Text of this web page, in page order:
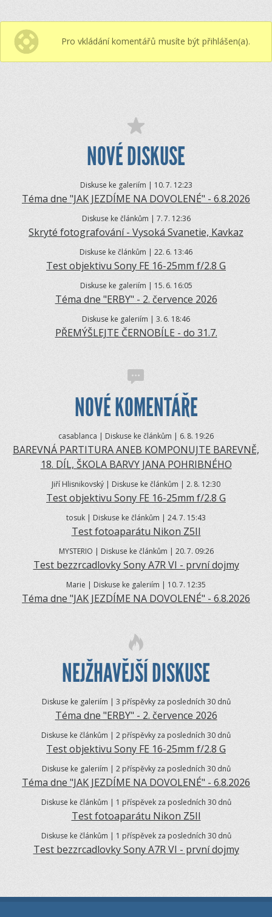
Pro vkládání komentářů musíte být přihlášen(a).
NOVÉ DISKUSE
Diskuse ke galeriím | 10.7. 12:23
Téma dne "JAK JEZDÍME NA DOVOLENÉ" - 6.8.2026
Diskuse ke článkům | 7.7. 12:36
Skryté fotografování - Vysoká Svanetie, Kavkaz
Diskuse ke článkům | 22. 6. 13:46
Test objektivu Sony FE 16-25mm f/2.8 G
Diskuse ke galeriím | 15. 6. 16:05
Téma dne "ERBY" - 2. července 2026
Diskuse ke galeriím | 3. 6. 18:46
PŘEMÝŠLEJTE ČERNOBÍLE - do 31.7.
NOVÉ KOMENTÁŘE
casablanca | Diskuse ke článkům | 6. 8. 19:26
BAREVNÁ PARTITURA ANEB KOMPONUJTE BAREVNĚ,
18. DÍL, ŠKOLA BARVY JANA POHRIBNÉHO
Jiří Hlisnikovský | Diskuse ke článkům | 2. 8. 12:30
Test objektivu Sony FE 16-25mm f/2.8 G
tosuk | Diskuse ke článkům | 24.7. 15:43
Test fotoaparátu Nikon Z5II
MYSTERIO | Diskuse ke článkům | 20.7. 09:26
Test bezzrcadlovky Sony A7R VI - první dojmy
Marie | Diskuse ke galeriím | 10.7. 12:35
Téma dne "JAK JEZDÍME NA DOVOLENÉ" - 6.8.2026
NEJŽHAVĚJŠÍ DISKUSE
Diskuse ke galeriím | 3 příspěvky za posledních 30 dnů
Téma dne "ERBY" - 2. července 2026
Diskuse ke článkům | 2 příspěvky za posledních 30 dnů
Test objektivu Sony FE 16-25mm f/2.8 G
Diskuse ke galeriím | 2 příspěvky za posledních 30 dnů
Téma dne "JAK JEZDÍME NA DOVOLENÉ" - 6.8.2026
Diskuse ke článkům | 1 příspěvek za posledních 30 dnů
Test fotoaparátu Nikon Z5II
Diskuse ke článkům | 1 příspěvek za posledních 30 dnů
Test bezzrcadlovky Sony A7R VI - první dojmy